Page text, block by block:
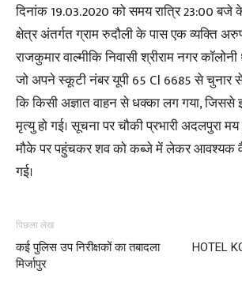
दिनांक 19.03.2020 को समय रात्रि 23:00 बजे
क्षेत्र अंतर्गत ग्राम रुदौली के पास एक व्यक्ति
राजकुमार वाल्मीकि निवासी श्रीराम नगर
जो अपने स्कूटी नंबर यूपी 65 Cl 6685 से चुनार से
कि किसी अज्ञात वाहन से धक्का लग गया, जिससे
मृत्यु हो गई। सूचना पर चौकी प्रभारी अदलपुरा
मौके पर पहुंचकर शव को कब्जे में लेकर आवश्यक
गई।
पिछला लेख
कई पुलिस उप निरीक्षकों का तबादला
मिर्जापुर
HOTEL